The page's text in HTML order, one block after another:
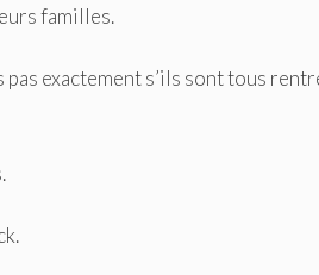
familles.
exactement s’ils sont tous